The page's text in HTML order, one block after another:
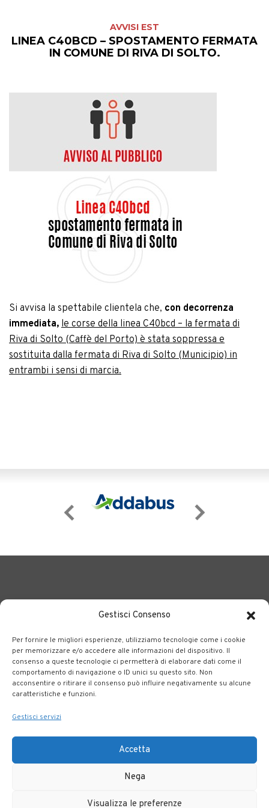
Gestisci Consenso
Per fornire le migliori esperienze, utilizziamo tecnologie come i cookie
per memorizzare e/o accedere alle informazioni del dispositivo. Il
consenso a queste tecnologie ci permetterà di elaborare dati come il
comportamento di navigazione o ID unici su questo sito. Non
acconsentire o ritirare il consenso può influire negativamente su alcune
caratteristiche e funzioni.
Gestisci servizi
Accetta
Nega
Visualizza le preferenze
AVVISI EST
LINEA C40BCD – SPOSTAMENTO FERMATA
IN COMUNE DI RIVA DI SOLTO.
Si avvisa la spettabile clientela che, con decorrenza
immediata, le corse della linea C40bcd – la fermata di
Riva di Solto (Caffè del Porto) è stata soppressa e
sostituita dalla fermata di Riva di Solto (Municipio) in
entrambi i sensi di marcia.
BERGAMO TRASPORTI portale delle tre società Consortili
dedite al trasporto pubblico locale su tutto il territorio
bergamasco.